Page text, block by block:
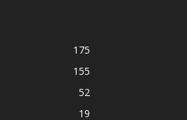
175
155
52
19